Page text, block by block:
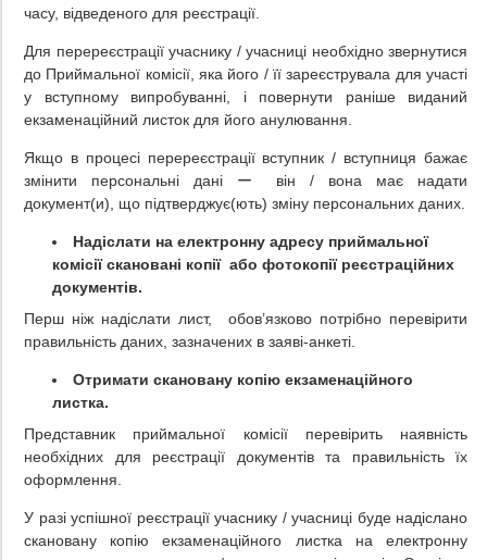
часу, відведеного для реєстрації.
Для перереєстрації учаснику / учасниці необхідно звернутися
до Приймальної комісії, яка його / її зареєструвала для участі
у вступному випробуванні, і повернути раніше виданий
екзаменаційний листок для його анулювання.
Якщо в процесі перереєстрації вступник / вступниця бажає
змінити персональні дані ー він / вона має надати
документ(и), що підтверджує(ють) зміну персональних даних.
Надіслати на електронну адресу приймальної
комісії скановані копії або фотокопії реєстраційних
документів.
Перш ніж надіслати лист, обов’язково потрібно перевірити
правильність даних, зазначених в заяві-анкеті.
Отримати скановану копію екзаменаційного
листка.
Представник приймальної комісії перевірить наявність
необхідних для реєстрації документів та правильність їх
оформлення.
У разі успішної реєстрації учаснику / учасниці буде надіслано
скановану копію екзаменаційного листка на електронну